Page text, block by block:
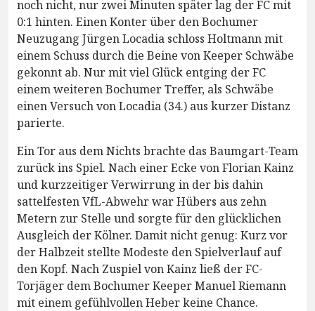
noch nicht, nur zwei Minuten später lag der FC mit
0:1 hinten. Einen Konter über den Bochumer
Neuzugang Jürgen Locadia schloss Holtmann mit
einem Schuss durch die Beine von Keeper Schwäbe
gekonnt ab. Nur mit viel Glück entging der FC
einem weiteren Bochumer Treffer, als Schwäbe
einen Versuch von Locadia (34.) aus kurzer Distanz
parierte.
Ein Tor aus dem Nichts brachte das Baumgart-Team
zurück ins Spiel. Nach einer Ecke von Florian Kainz
und kurzzeitiger Verwirrung in der bis dahin
sattelfesten VfL-Abwehr war Hübers aus zehn
Metern zur Stelle und sorgte für den glücklichen
Ausgleich der Kölner. Damit nicht genug: Kurz vor
der Halbzeit stellte Modeste den Spielverlauf auf
den Kopf. Nach Zuspiel von Kainz ließ der FC-
Torjäger dem Bochumer Keeper Manuel Riemann
mit einem gefühlvollen Heber keine Chance.